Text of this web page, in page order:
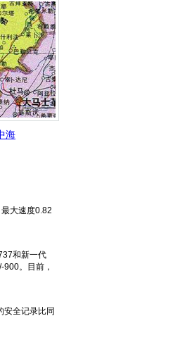
海
大速度0.82
和新一代
。目前，
安全记录比同